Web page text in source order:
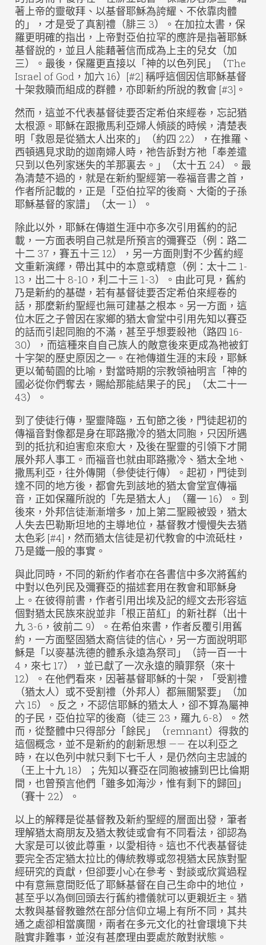
著上帝的靈敬拜、以基督耶穌為誇耀、不依靠肉體
的」，才是受了真割禮（腓三 3）。在加拉太書，保
羅更明確的指出，上帝對亞伯拉罕的應許是指著耶穌
基督說的，並且人能藉著信而成為上主的兒女（加
三）。最後，保羅更直接以「神的以色列民」（The
Israel of God，加六 16）[#2] 稱呼這個因信耶穌基督
十架救贖而組成的群體，亦即新約所說的教會 [#3]。
然而，這並不代表基督徒要否定希伯來經卷，忘記猶
太根源。耶穌在跟撒馬利亞婦人傾談的時候，清楚表
明「救恩是從猶太人出來的」（約四 22），在推羅、
西頓遇見求助的迦南婦人時，祂告訴對方祂「奉差遣
只到以色列家迷失的羊那裏去。」（太十五 24）。最
為清楚不過的，就是在新約聖經第一卷福音書之首，
作者所記載的，正是「亞伯拉罕的後裔、大衛的子孫
耶穌基督的家譜」（太一 1）。
除此以外，耶穌在傳道生涯中亦多次引用舊約的記
載，一方面表明自己就是所預言的彌賽亞（例：路二
十二 37，賽五十三 12），另一方面則對不少舊約經
文重新演繹，帶出其中的本意或精意（例：太十二 1-
13，出二十 8-10，利二十三 1-3）。由此可見，舊約
乃是新約的基礎，若有基督徒要否定希伯來經卷的
話，那麼新約聖經也無可建基之根本。另一方面，這
位木匠之子曾因在家鄉的猶太會堂中引用先知以賽亞
的話而引起同胞的不滿，甚至乎想要殺祂（路四 16-
30），而這種來自自己族人的敵意後來更成為祂被釘
十字架的歷史原因之一。在祂傳道生涯的末段，耶穌
更以葡萄園的比喻，對當時期的宗教領袖明言「神的
國必從你們奪去，賜給那能結果子的民」（太二十一
43）。
到了使徒行傳，聖靈降臨，五旬節之後，門徒起初的
傳福音對像都是身在耶路撒冷的猶太同胞，只因所遇
到的抵抗和迫害愈來愈大，及後在聖靈的引領下才開
展外邦人事工。而福音也就由耶路撒冷、猶太全地、
撒馬利亞，往外傳開（參使徒行傳）。起初，門徒到
達不同的地方後，都會先到該地的猶太會堂宣傳福
音，正如保羅所說的「先是猶太人」（羅一 16）。到
後來，外邦信徒漸漸增多，加上第二聖殿被毀，猶太
人失去巴勒斯坦地的主導地位，基督教才慢慢失去猶
太色彩 [#4]，然而猶太信徒是初代教會的中流砥柱，
乃是鐵一般的事實。
與此同時，不同的新約作者亦在各書信中多次將舊約
中對以色列民及彌賽亞的描述套用在教會和耶穌身
上。在彼得前書，作者引用出埃及記的經文去形容這
個對猶太民族來說並非「根正苗紅」的新社群（出十
九 3-6，彼前二 9）。在希伯來書，作者反覆引用舊
約，一方面堅固猶太裔信徒的信心，另一方面說明耶
穌是「以麥基洗德的體系永遠為祭司」（詩一百一十
4，來七 17），並已獻了一次永遠的贖罪祭（來十
12）。在他們看來，因著基督耶穌的十架，「受割禮
（猶太人）或不受割禮（外邦人）都無關緊要」（加
六 15）。反之，不認信耶穌的猶太人，卻不算為屬神
的子民，亞伯拉罕的後裔（徒三 23，羅九 6-8）。然
而，從整體中只得部分「餘民」（remnant）得救的
這個概念，並不是新約的創新思想 —— 在以利亞之
時，在以色列中就只剩下七千人，是仍然向主忠誠的
（王上十九 18）；先知以賽亞在同胞被擄到巴比倫期
間，也曾預言他們「雖多如海沙，惟有剩下的歸回」
（賽十 22）。
以上的解釋是從基督教及新約聖經的層面出發，筆者
理解猶太裔朋友及猶太教徒或會有不同看法，卻認為
大家是可以彼此尊重，以愛相待。這也不代表基督徒
要完全否定猶太拉比的傳統教導或忽視猶太民族對聖
經研究的貢獻，但卻要小心在參考、對談或欣賞過程
中有意無意間貶低了耶穌基督在自己生命中的地位，
甚至乎以為倒回頭去行舊約禮儀就可以更親近主。猶
太教與基督教雖然在部分信仰立場上有所不同，其共
通之處卻相當廣闊，兩者在多元文化的社會環境下共
融實非難事，並沒有甚麼理由要處於敵對狀態。